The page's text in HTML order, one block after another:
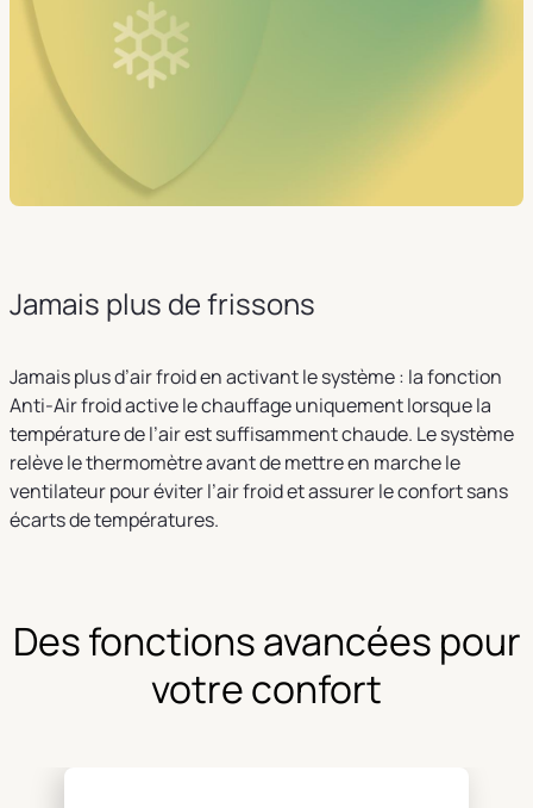
Jamais plus de frissons
Jamais plus d’air froid en activant le système : la fonction
Anti-Air froid active le chauffage uniquement lorsque la
température de l’air est suffisamment chaude. Le système
relève le thermomètre avant de mettre en marche le
ventilateur pour éviter l’air froid et assurer le confort sans
écarts de températures.
Des fonctions avancées pour
votre confort